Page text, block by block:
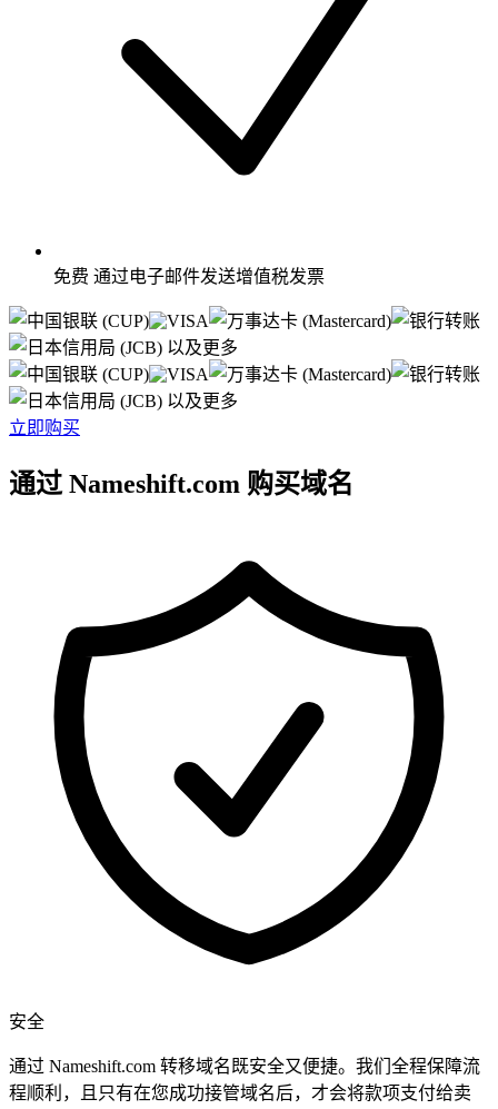
免费 通过电子邮件发送增值税发票
以及更多
以及更多
立即购买
通过 Nameshift.com 购买域名
安全
通过 Nameshift.com 转移域名既安全又便捷。我们全程保障流
程顺利，且只有在您成功接管域名后，才会将款项支付给卖